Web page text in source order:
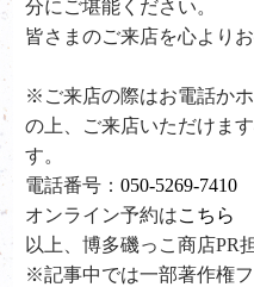
分にご堪能ください。
皆さまのご来店を心より
※ご来店の際はお電話か
の上、ご来店いただけま
す。
電話番号：050-5269-7410
オンライン予約はこちら
以上、博多磯っこ商店PR
※記事中では一部著作権